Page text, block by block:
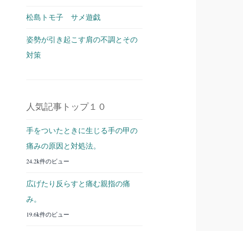
松島トモ子 サメ遊戯
姿勢が引き起こす肩の不調とその
対策
人気記事トップ１０
手をついたときに生じる手の甲の
痛みの原因と対処法。
24.2k件のビュー
広げたり反らすと痛む親指の痛
み。
19.6k件のビュー